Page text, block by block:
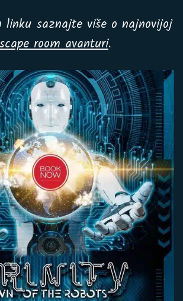
linku saznajte više o najnovijoj
room avanturi.